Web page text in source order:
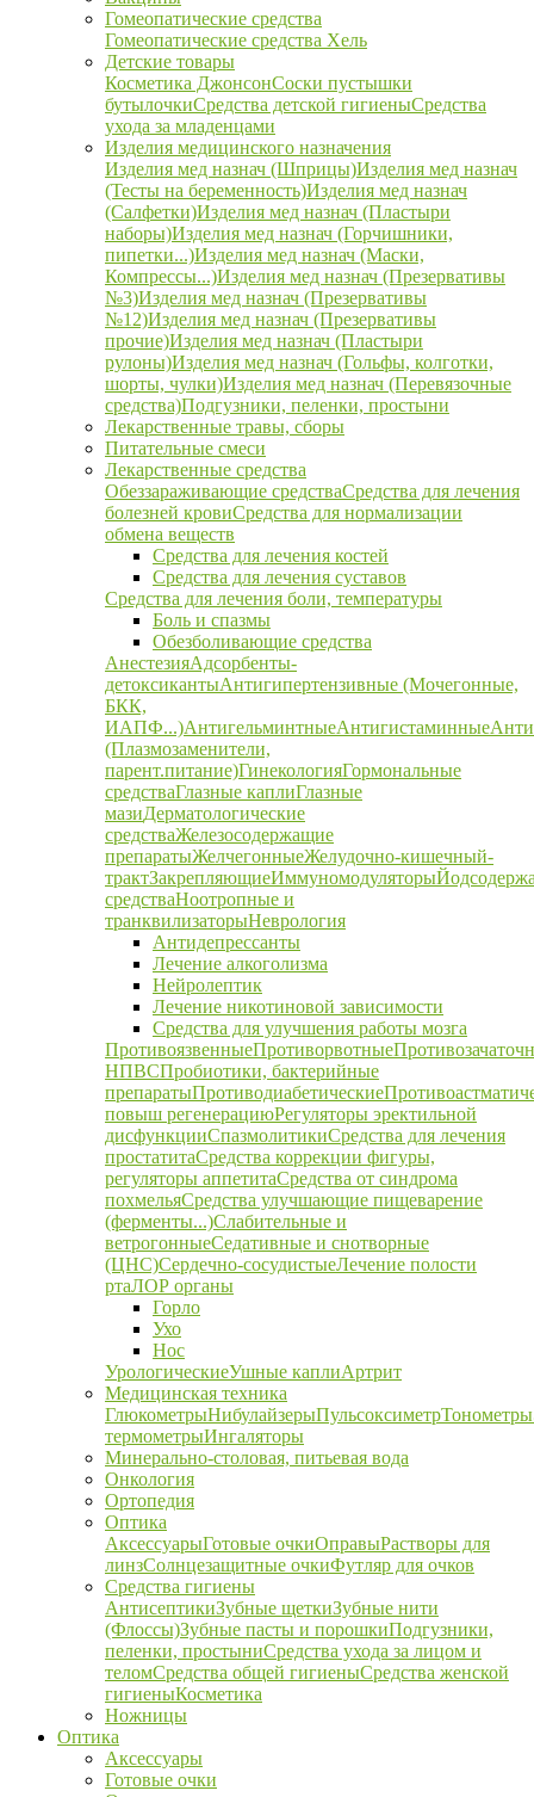
Гомеопатические средства
Гомеопатические средства Хель
Детские товары
Косметика ДжонсонСоски пустышки
бутылочкиСредства детской гигиеныСредства
ухода за младенцами
Изделия медицинского назначения
Изделия мед назнач (Шприцы)Изделия мед назнач
(Тесты на беременность)Изделия мед назнач
(Салфетки)Изделия мед назнач (Пластыри
наборы)Изделия мед назнач (Горчишники,
пипетки...)Изделия мед назнач (Маски,
Компрессы...)Изделия мед назнач (Презервативы
№3)Изделия мед назнач (Презервативы
№12)Изделия мед назнач (Презервативы
прочие)Изделия мед назнач (Пластыри
рулоны)Изделия мед назнач (Гольфы, колготки,
шорты, чулки)Изделия мед назнач (Перевязочные
средства)Подгузники, пеленки, простыни
Лекарственные травы, сборы
Питательные смеси
Лекарственные средства
Обеззараживающие средстваСредства для лечения
болезней кровиСредства для нормализации
обмена веществ
Средства для лечения костей
Средства для лечения суставов
Средства для лечения боли, температуры
Боль и спазмы
Обезболивающие средства
АнестезияАдсорбенты-
детоксикантыАнтигипертензивные (Мочегонные,
БКК,
ИАПФ...)АнтигельминтныеАнтигистаминные
(Плазмозаменители,
парент.питание)ГинекологияГормональные
средстваГлазные каплиГлазные
мазиДерматологические
средстваЖелезосодержащие
препаратыЖелчегонныеЖелудочно-кишечный-
трактЗакрепляющиеИммуномодуляторы
средстваНоотропные и
транквилизаторыНеврология
Антидепрессанты
Лечение алкоголизма
Нейролептик
Лечение никотиновой зависимости
Средства для улучшения работы мозга
ПротивоязвенныеПротиворвотные
НПВСПробиотики, бактерийные
препаратыПротиводиабетические
повыш регенерациюРегуляторы эректильной
дисфункцииСпазмолитикиСредства для лечения
простатитаСредства коррекции фигуры,
регуляторы аппетитаСредства от синдрома
похмельяСредства улучшающие пищеварение
(ферменты...)Слабительные и
ветрогонныеСедативные и снотворные
(ЦНС)Сердечно-сосудистыеЛечение полости
ртаЛОР органы
Горло
Ухо
Нос
УрологическиеУшные каплиАртрит
Медицинская техника
ГлюкометрыНибулайзерыПульсоксиметрТонометры
термометрыИнгаляторы
Минерально-столовая, питьевая вода
Онкология
Ортопедия
Оптика
АксессуарыГотовые очкиОправыРастворы для
линзСолнцезащитные очкиФутляр для очков
Средства гигиены
АнтисептикиЗубные щеткиЗубные нити
(Флоссы)Зубные пасты и порошкиПодгузники,
пеленки, простыниСредства ухода за лицом и
теломСредства общей гигиеныСредства женской
гигиеныКосметика
Ножницы
Оптика
Аксессуары
Готовые очки